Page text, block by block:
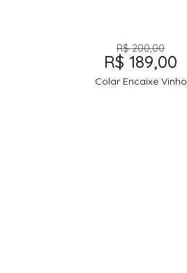
R$200,00
R$ 189,00
Colar Encaixe Vinho